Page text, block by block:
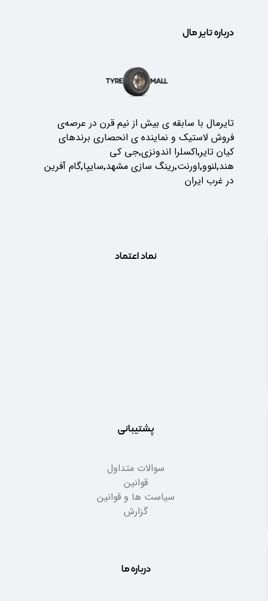
درباره تایر مال
تایرمال با سابقه ی بیش از نیم قرن در عرصه‌ی
فروش لاستیک و نماینده ی انحصاری برندهای
کیان تایر٬اکسلرا اندونزی٬جی کی
هند٬لنوو٬اورنت٬رینگ سازی مشهد٬سایپا٬گام آفرین
در غرب ایران
نماد اعتماد
پشتیبانی
سوالات متداول
قوانین
سیاست ها و قوانین
گزارش
درباره ما